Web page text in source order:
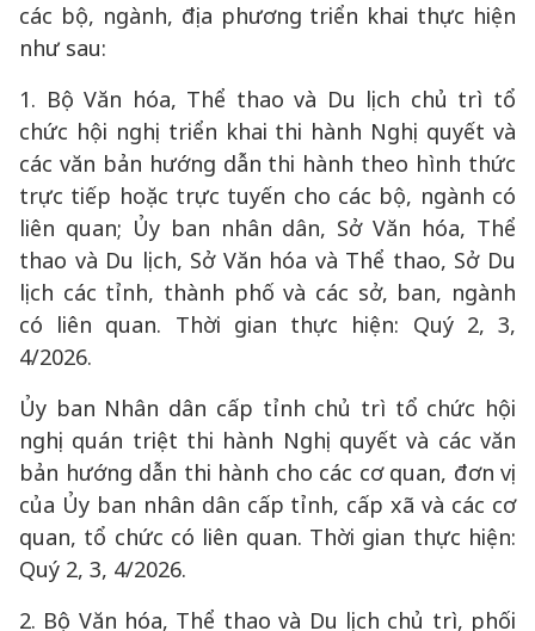
các bộ, ngành, địa phương triển khai thực hiện
như sau:
1. Bộ Văn hóa, Thể thao và Du lịch chủ trì tổ
chức hội nghị triển khai thi hành Nghị quyết và
các văn bản hướng dẫn thi hành theo hình thức
trực tiếp hoặc trực tuyến cho các bộ, ngành có
liên quan; Ủy ban nhân dân, Sở Văn hóa, Thể
thao và Du lịch, Sở Văn hóa và Thể thao, Sở Du
lịch các tỉnh, thành phố và các sở, ban, ngành
có liên quan. Thời gian thực hiện: Quý 2, 3,
4/2026.
Ủy ban Nhân dân cấp tỉnh chủ trì tổ chức hội
nghị quán triệt thi hành Nghị quyết và các văn
bản hướng dẫn thi hành cho các cơ quan, đơn vị
của Ủy ban nhân dân cấp tỉnh, cấp xã và các cơ
quan, tổ chức có liên quan. Thời gian thực hiện:
Quý 2, 3, 4/2026.
2. Bộ Văn hóa, Thể thao và Du lịch chủ trì, phối